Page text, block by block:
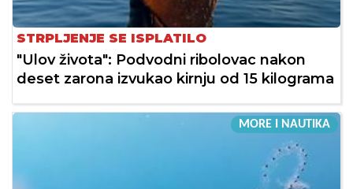
STRPLJENJE SE ISPLATILO
"Ulov života": Podvodni ribolovac nakon
deset zarona izvukao kirnju od 15 kilograma
MORE I NAUTIKA